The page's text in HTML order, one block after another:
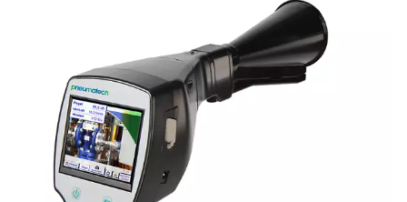
Simplification de la
des fuites
Les modèles Leak Check Pro 1X et 2X sont conçus pour
l'utilisation, avec une interface intuitive, une caméra